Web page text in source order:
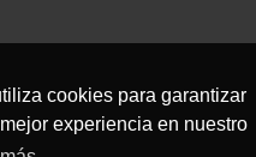
cookies para garantizar
experiencia en nuestro